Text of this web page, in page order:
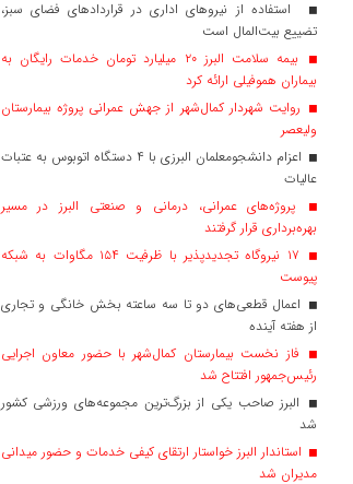
استفاده از نیروهای اداری در قراردادهای فضای سبز،
تضییع بیت‌المال است
بیمه سلامت البرز ۲۰ میلیارد تومان خدمات رایگان به
بیماران هموفیلی ارائه کرد
روایت شهردار کمال‌شهر از جهش عمرانی پروژه بیمارستان
ولیعصر
اعزام دانشجو‌معلمان البرزی با ۴ دستگاه اتوبوس به عتبات
عالیات
پروژه‌های عمرانی، درمانی و صنعتی البرز در مسیر
بهره‌برداری قرار گرفتند
۱۷ نیروگاه تجدیدپذیر با ظرفیت ۱۵۴ مگاوات به شبکه
پیوست
اعمال قطعی‌های دو تا سه ساعته بخش خانگی و تجاری
از هفته آینده
فاز نخست بیمارستان کمال‌شهر با حضور معاون اجرایی
رئیس‌جمهور افتتاح شد
البرز صاحب یکی از بزرگ‌ترین مجموعه‌های ورزشی کشور
شد
استاندار البرز خواستار ارتقای کیفی خدمات و حضور میدانی
مدیران شد